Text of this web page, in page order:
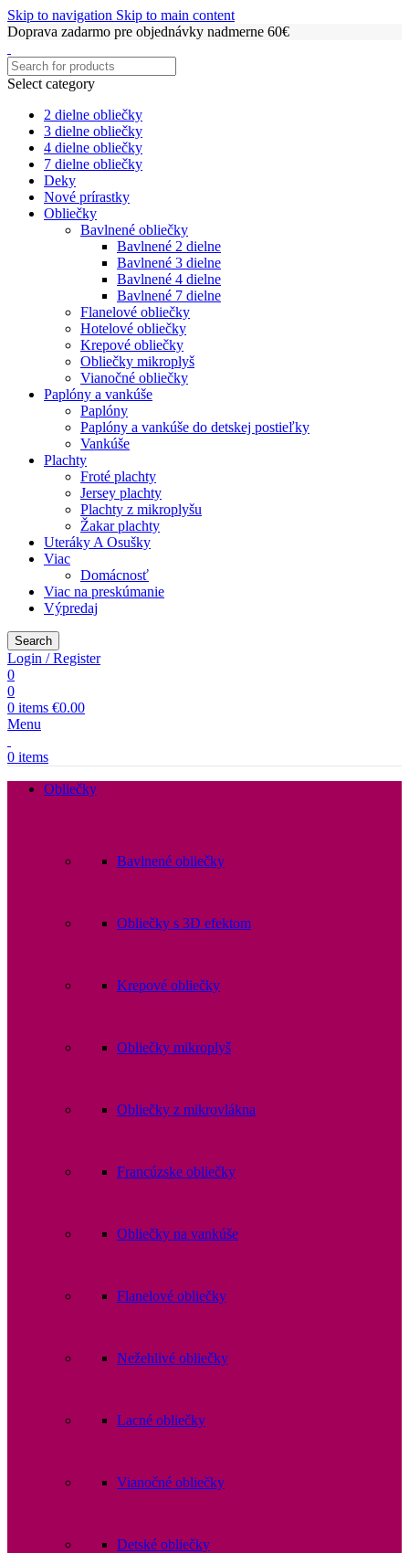
Skip to navigation Skip to main content
Doprava zadarmo pre objednávky nadmerne 60€
Select category
2 dielne obliečky
3 dielne obliečky
4 dielne obliečky
7 dielne obliečky
Deky
Nové prírastky
Obliečky
Bavlnené obliečky
Bavlnené 2 dielne
Bavlnené 3 dielne
Bavlnené 4 dielne
Bavlnené 7 dielne
Flanelové obliečky
Hotelové obliečky
Krepové obliečky
Obliečky mikroplyš
Vianočné obliečky
Paplóny a vankúše
Paplóny
Paplóny a vankúše do detskej postieľky
Vankúše
Plachty
Froté plachty
Jersey plachty
Plachty z mikroplyšu
Žakar plachty
Uteráky A Osušky
Viac
Domácnosť
Viac na preskúmanie
Výpredaj
Search
Login / Register
0
0
0 items €0.00
Menu
0 items
Obliečky
Bavlnené obliečky
Obliečky s 3D efektom
Krepové obliečky
Obliečky mikroplyš
Obliečky z mikrovlákna
Francúzske obliečky
Obliečky na vankúše
Flanelové obliečky
Nežehlivé obliečky
Lacné obliečky
Vianočné obliečky
Detské obliečky